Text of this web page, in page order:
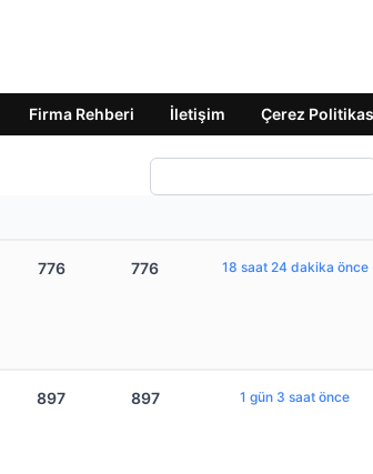
Firma Rehberi İletişim Çerez
776 776 18 saat 24 dakika önce
897 897 1 gün 3 saat önce